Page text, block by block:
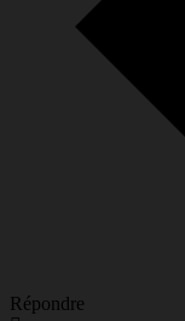
Répondre